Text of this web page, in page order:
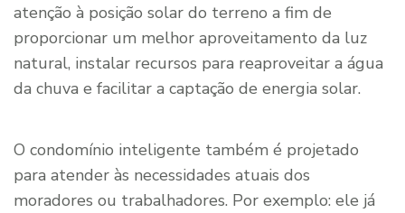
atenção à posição solar do terreno a fim de
proporcionar um melhor aproveitamento da luz
natural, instalar recursos para reaproveitar a água
da chuva e facilitar a captação de energia solar.
O condomínio inteligente também é projetado
para atender às necessidades atuais dos
moradores ou trabalhadores. Por exemplo: ele já